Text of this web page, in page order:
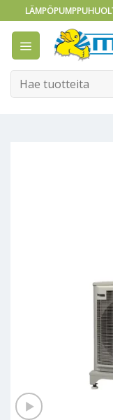
to
content
Etsi: